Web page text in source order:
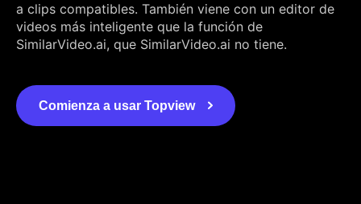
a clips compatibles. También viene con un editor de
videos más inteligente que la función de
SimilarVideo.ai, que SimilarVideo.ai no tiene.
Comienza a usar Topview